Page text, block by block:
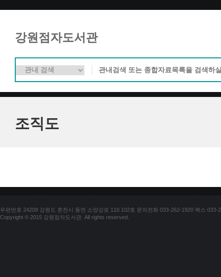
강원점자도서관
조직도
우편번호 24209 강원도 춘천시 동면 소양강로 110 102호 문의전화 033-262-1920 팩스 033-
Copyright © 2015 강원점자도서관. All rights reserved.